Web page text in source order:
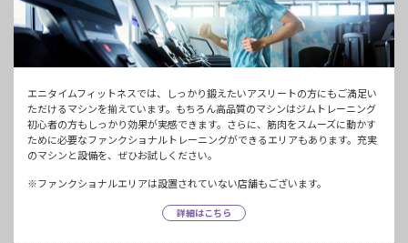
エニタイムフィットネスでは、しっかり鍛えたいアスリートの方にもご満足い
ただけるマシンを揃えています。もちろん高品質のマシンはジムトレーニング
初心者の方もしっかり効果が実感できます。さらに、筋肉をスムーズに動かす
ために必要なファンクショナルトレーニングができるエリアもあります。充実
のマシンと設備を、ぜひお試しください。
※ファンクショナルエリアは設置されていない店舗もございます。
詳細はこちら